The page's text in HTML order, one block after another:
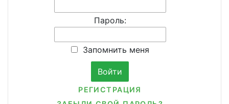
Пароль:
Запомнить меня
РЕГИСТРАЦИЯ